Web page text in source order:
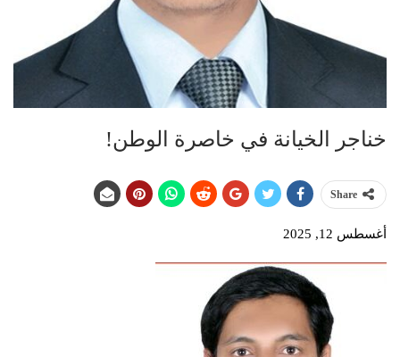
خناجر الخيانة في خاصرة الوطن!
Share
أغسطس 12, 2025